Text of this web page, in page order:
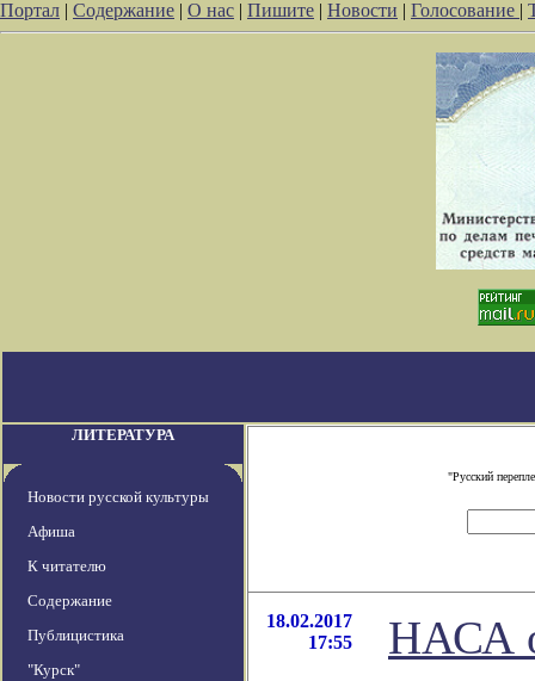
Портал | Содержание | О нас | Пишите | Новости | Голосование |
ЛИТЕРАТУРА
Новости русской культуры
Афиша
К читателю
Содержание
Публицистика
"Курск"
"Русский
18.02.2017
17:55
НАСА